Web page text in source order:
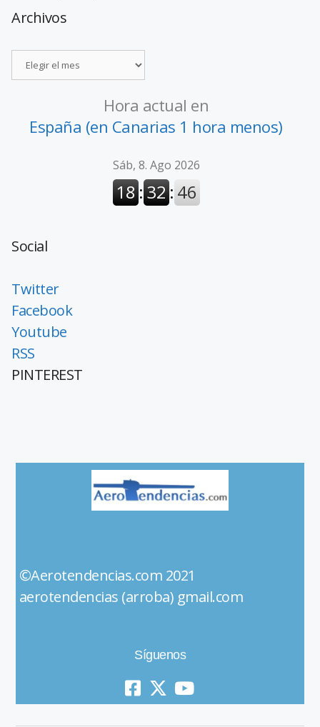
Archivos
Hora actual en
España (en Canarias 1 hora menos)
Social
Twitter
Facebook
Youtube
RSS
PINTEREST
©Aerotendencias.com 2021
aerotendencias (arroba) gmail.com
Síguenos